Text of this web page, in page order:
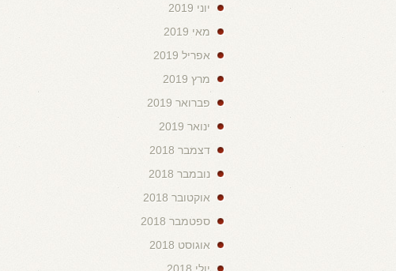
יוני 2019
מאי 2019
אפריל 2019
מרץ 2019
פברואר 2019
ינואר 2019
דצמבר 2018
נובמבר 2018
אוקטובר 2018
ספטמבר 2018
אוגוסט 2018